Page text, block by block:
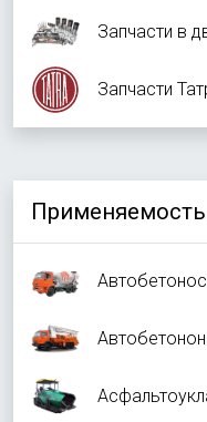
Запчасти в
Запчасти
Применяемость